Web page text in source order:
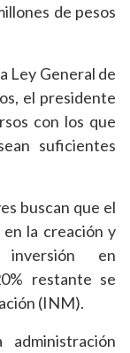
de pesos
Ley General de
el presidente
con los que
suficientes
buscan que el
la creación y
en
restante se
(INM).